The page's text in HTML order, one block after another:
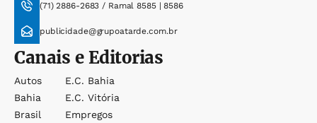
(71) 2886-2683 / Ramal 8585 | 8586
publicidade@grupoatarde.com.br
Canais e Editorias
Autos
Bahia
Brasil
E.c. Bahia
E.c. Vitória
Empregos